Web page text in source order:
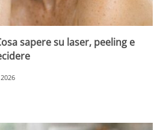
sapere su laser, peeling e